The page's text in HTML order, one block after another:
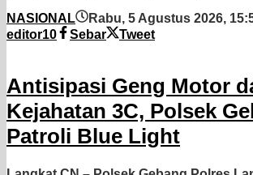
NASIONAL Rabu, 5 Agustus 2026,
editor10
Sebar Tweet
Antisipasi Geng Motor
Kejahatan 3C, Polsek
Patroli Blue Light